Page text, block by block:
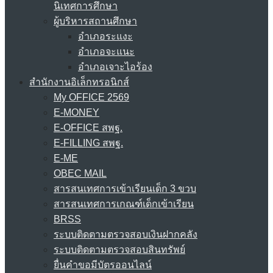
นิเทศการศึกษา
ผู้บริหารสถานศึกษา
อำเภอระแงะ
อำเภอจะแนะ
อำเภอเจาะไอร้อง
สำนักงานอิเล็กทรอนิกส์
My OFFICE 2569
E-MONEY
E-OFFICE สพฐ.
E-FILLING สพฐ.
E-ME
OBEC MAIL
สารสนเทศการเข้าเรียนเด็ก 3 ขวบ
สารสนเทศการเกณฑ์เด็กเข้าเรียน
BRSS
ระบบติดตามตรวจสอบเงินฝากคลัง
ระบบติดตามตรวจสอบสินทรัพย์
ยื่นคำขอมีบัตรออนไลน์